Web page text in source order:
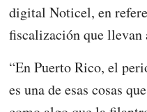
digital Noticel, en
fiscalización que llevan
“En Puerto Rico, el
es una de esas cosas